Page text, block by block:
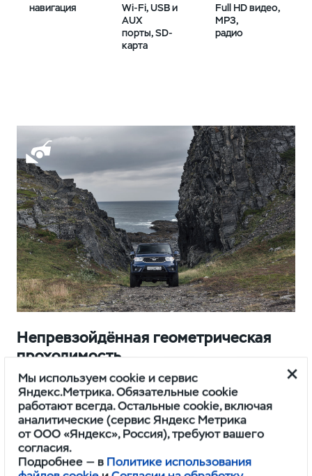
навигация
Wi-Fi, USB и
AUX
порты, SD-
карта
Full HD видео,
MP3,
радио
Непревзойдённая геометрическая
проходимость
210мм
Дорожный
просвет
35°
Угол
въезда
30°
Угол
съезда
мм
Высота
до переднего
бампера при
полной
Мы используем cookie и сервис
Яндекс.Метрика. Обязательные cookie
работают всегда. Остальные cookie, включая
аналитические (сервис Яндекс Метрика
от ООО «Яндекс», Россия), требуют вашего
согласия.
Подробнее — в Политике использования